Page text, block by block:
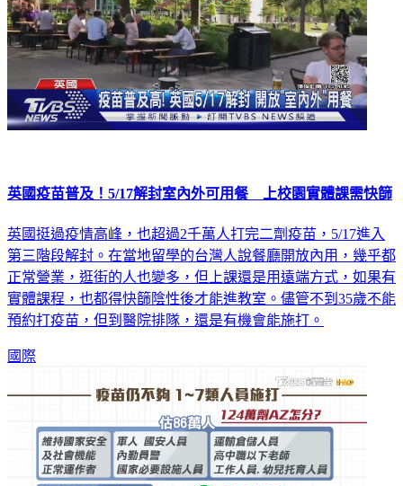
英國疫苗普及！5/17解封室內外可用餐 上校園實體課需快篩
英國挺過疫情高峰，也超過2千萬人打完二劑疫苗，5/17進入
第三階段解封。在當地留學的台灣人說餐廳開放內用，幾乎都
正常營業，逛街的人也變多，但上課還是用遠端方式，如果有
實體課程，也都得快篩陰性後才能進教室。儘管不到35歲不能
預約打疫苗，但到醫院排隊，還是有機會能施打。
國際